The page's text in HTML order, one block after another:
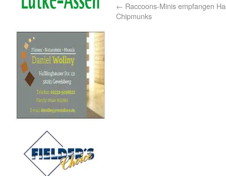
← Raccoons-Minis empfangen
Chipmunks